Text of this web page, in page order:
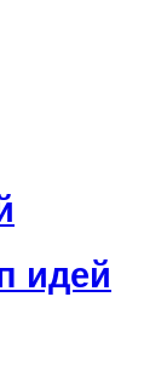
идей